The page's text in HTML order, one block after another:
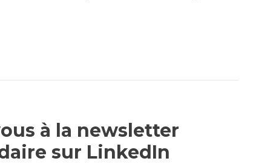
à la newsletter
sur LinkedIn